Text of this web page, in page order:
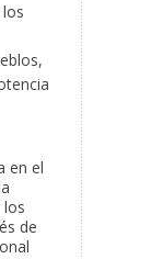
en el
de